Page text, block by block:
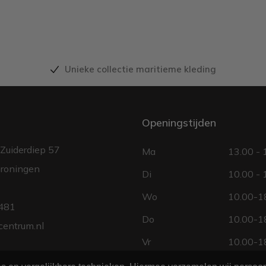
Unieke collectie maritieme kleding
57
Openingstijden
Ma
13.00 -
Di
10.00 -
Wo
10.00-
Do
10.00-
Vr
10.00-